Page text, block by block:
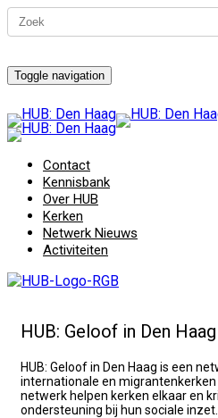
Toggle navigation
Contact
Kennisbank
Over HUB
Kerken
Netwerk Nieuws
Activiteiten
HUB: Geloof in Den Haag
HUB: Geloof in Den Haag is een
internationale en migrantenkerken
netwerk helpen kerken elkaar en
ondersteuning bij hun sociale inzet.